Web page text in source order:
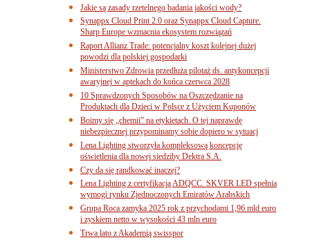
Jakie są zasady rzetelnego badania jakości wody?
Synappx Cloud Print 2.0 oraz Synappx Cloud Capture.
Sharp Europe wzmacnia ekosystem rozwiązań
Raport Allianz Trade: potencjalny koszt kolejnej dużej
powodzi dla polskiej gospodarki
Ministerstwo Zdrowia przedłuża pilotaż ds. antykoncepcji
awaryjnej w aptekach do końca czerwca 2028
10 Sprawdzonych Sposobów na Oszczędzanie na
Produktach dla Dzieci w Polsce z Użyciem Kuponów
Boimy się „chemii” na etykietach. O tej naprawdę
niebezpiecznej przypominamy sobie dopiero w sytuacj
Lena Lighting stworzyła kompleksową koncepcję
oświetlenia dla nowej siedziby Dektra S.A.
Czy da się randkować inaczej?
Lena Lighting z certyfikacją ADQCC. SKVER LED spełnia
wymogi rynku Zjednoczonych Emiratów Arabskich
Grupa Roca zamyka 2025 rok z przychodami 1,96 mld euro
i zyskiem netto w wysokości 43 mln euro
Trwa lato z Akademią swisspor